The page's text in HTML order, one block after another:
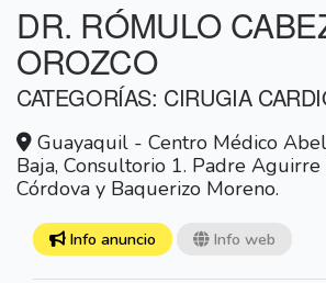
DR. RÓMULO
OROZCO
CATEGORÍAS: CIRUGIA
Guayaquil - Centro Médico
Baja, Consultorio 1. Padre
Córdova y Baquerizo Moreno.
Info anuncio Info web